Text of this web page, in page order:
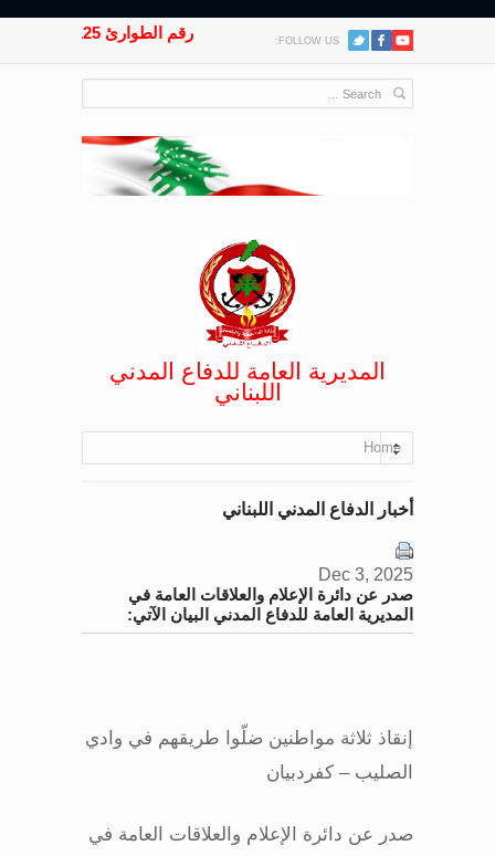
FOLLOW US: رقم الطوارئ 125
المديرية العامة للدفاع المدني
اللبناني
Home
أخبار الدفاع المدني اللبناني
Dec 3, 2025
صدر عن دائرة الإعلام والعلاقات العامة في
المديرية العامة للدفاع المدني البيان الآتي:
إنقاذ ثلاثة مواطنين ضلّوا طريقهم في وادي
الصليب – كفردبيان
صدر عن دائرة الإعلام والعلاقات العامة في